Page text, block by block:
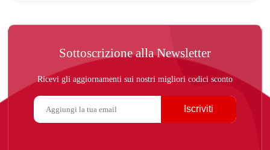
Sottoscrizione alla Newsletter
Ricevi gli aggiornamenti sui nostri migliori codici sconto
Iscriviti